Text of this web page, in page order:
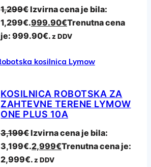
1,299€Izvirna cena je bila:
1,299€.999.90€Trenutna cena
je: 999.90€.z DDV
KOSILNICA ROBOTSKA ZA
ZAHTEVNE TERENE LYMOW
ONE PLUS 10A
3,199€Izvirna cena je bila:
3,199€.2,999€Trenutna cena je:
2,999€.z DDV